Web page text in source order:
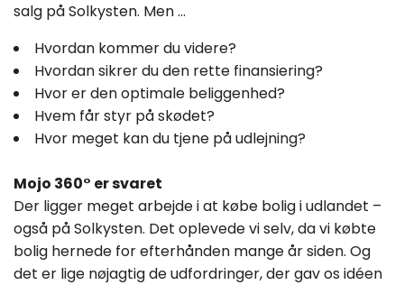
salg på Solkysten. Men …
Hvordan kommer du videre?
Hvordan sikrer du den rette finansiering?
Hvor er den optimale beliggenhed?
Hvem får styr på skødet?
Hvor meget kan du tjene på udlejning?
Mojo 360° er svaret
Der ligger meget arbejde i at købe bolig i udlandet –
også på Solkysten. Det oplevede vi selv, da vi købte
bolig hernede for efterhånden mange år siden. Og
det er lige nøjagtig de udfordringer, der gav os idéen